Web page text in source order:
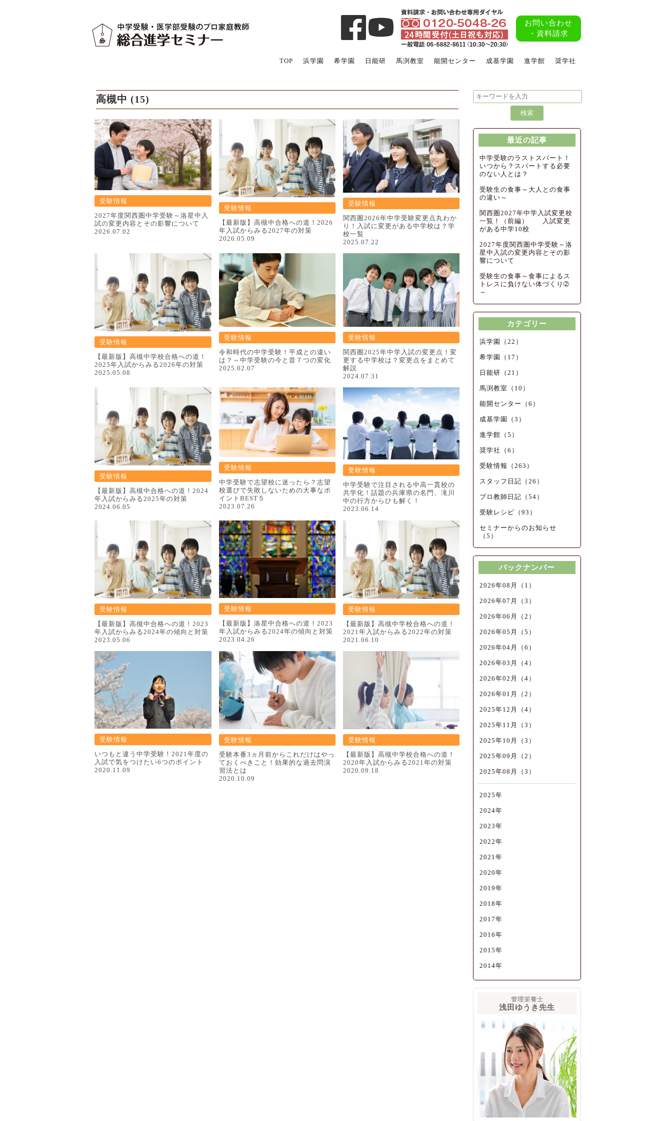
お問い合わせ
・資料請求
TOP 浜学園 希学園 日能研 馬渕教室 能開センター 成基学園 進学館 奨学社
高槻中 (15)
受験情報
2027年度関西圏中学受験～洛星中入
試の変更内容とその影響について
2026.07.02
受験情報
【最新版】高槻中合格への道！2026
年入試からみる2027年の対策
2026.05.09
受験情報
関西圏2026年中学受験変更点丸わか
り！入試に変更がある中学校は？学
校一覧
2025.07.22
受験情報
【最新版】高槻中学校合格への道！
2025年入試からみる2026年の対策
2025.05.08
受験情報
令和時代の中学受験！平成との違い
は？～中学受験の今と昔７つの変化
2025.02.07
受験情報
関西圏2025年中学入試の変更点！変
更する中学校は？変更点をまとめて
解説
2024.07.31
受験情報
【最新版】高槻中合格への道！2024
年入試からみる2025年の対策
2024.06.05
受験情報
中学受験で志望校に迷ったら？志望
校選びで失敗しないための大事なポ
イントBEST５
2023.07.26
受験情報
中学受験で注目される中高一貫校の
共学化！話題の兵庫県の名門、滝川
中の行方からひも解く！
2023.06.14
受験情報
【最新版】高槻中合格への道！2023
年入試からみる2024年の傾向と対策
2023.05.06
受験情報
【最新版】洛星中合格への道！2023
年入試からみる2024年の傾向と対策
2023.04.26
受験情報
【最新版】高槻中学校合格への道！
2021年入試からみる2022年の対策
2021.06.10
受験情報
いつもと違う中学受験！2021年度の
入試で気をつけたい6つのポイント
2020.11.09
受験情報
受験本番3ヵ月前からこれだけはやっ
ておくべきこと！効果的な過去問演
習法とは
2020.10.09
受験情報
【最新版】高槻中学校合格への道！
2020年入試からみる2021年の対策
2020.09.18
最近の記事
中学受験のラストスパート！
いつから？スパートする必要
のない人とは？
受験生の食事～大人との食事
の違い～
関西圏2027年中学入試変更校
一覧！（前編） 入試変更
がある中学10校
2027年度関西圏中学受験～洛
星中入試の変更内容とその影
響について
受験生の食事～食事によるス
トレスに負けない体づくり➁
～
カテゴリー
浜学園（22）
希学園（17）
日能研（21）
馬渕教室（10）
能開センター（6）
成基学園（3）
進学館（5）
奨学社（6）
受験情報（263）
スタッフ日記（26）
プロ教師日記（54）
受験レシピ（93）
セミナーからのお知らせ
（5）
バックナンバー
2026年08月（1）
2026年07月（3）
2026年06月（2）
2026年05月（5）
2026年04月（6）
2026年03月（4）
2026年02月（4）
2026年01月（2）
2025年12月（4）
2025年11月（3）
2025年10月（3）
2025年09月（2）
2025年08月（3）
2025年
2024年
2023年
2022年
2021年
2020年
2019年
2018年
2017年
2016年
2015年
2014年
管理栄養士
浅田ゆうき先生